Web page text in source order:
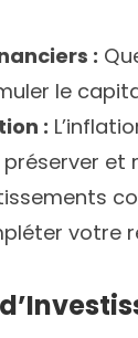
:
le
:
votre